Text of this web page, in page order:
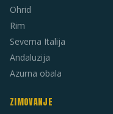
Ohrid
Rim
Severna Italija
Andaluzija
Azurna obala
ZIMOVANJE